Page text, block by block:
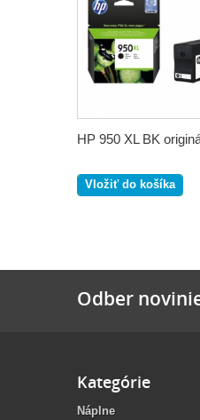
HP 950 XL BK
Vložiť do košíka
Odber
Kategórie
Náplne